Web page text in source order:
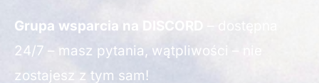
Grupa wsparcia na DISCORD
24/7 – masz pytania, wątpliwości – nie
zostajesz z tym sam!